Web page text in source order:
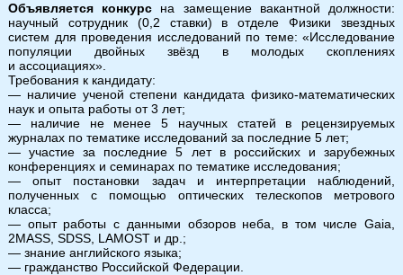
Объявляется конкурс на замещение вакантной должности:
научный сотрудник (0,2 ставки) в отделе Физики звездных
систем для проведения исследований по теме: «Исследование
популяции двойных звёзд в молодых скоплениях
и ассоциациях».
Требования к кандидату:
— наличие ученой степени кандидата физико-математических
наук и опыта работы от 3 лет;
— наличие не менее 5 научных статей в рецензируемых
журналах по тематике исследований за последние 5 лет;
— участие за последние 5 лет в российских и зарубежных
конференциях и семинарах по тематике исследования;
— опыт постановки задач и интерпретации наблюдений,
полученных с помощью оптических телескопов метрового
класса;
— опыт работы с данными обзоров неба, в том числе Gaia,
2MASS, SDSS, LAMOST и др.;
— знание английского языка;
— гражданство Российской Федерации.